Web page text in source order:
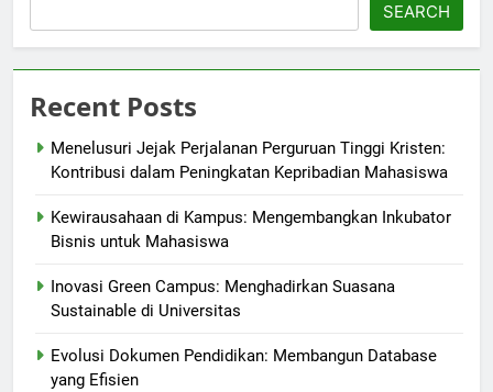
SEARCH
Recent Posts
Menelusuri Jejak Perjalanan Perguruan Tinggi Kristen:
Kontribusi dalam Peningkatan Kepribadian Mahasiswa
Kewirausahaan di Kampus: Mengembangkan Inkubator
Bisnis untuk Mahasiswa
Inovasi Green Campus: Menghadirkan Suasana
Sustainable di Universitas
Evolusi Dokumen Pendidikan: Membangun Database
yang Efisien